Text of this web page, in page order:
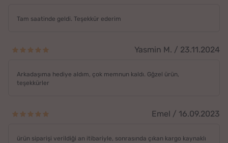
Tam saatinde geldi. Teşekkür ederim
Yasmin M. / 23.11.2024
Arkadaşıma hediye aldım, çok memnun kaldı. Gğzel ürün,
teşekkürler
Emel / 16.09.2023
ürün siparişi verildiği an itibariyle, sonrasında çıkan kargo kaynaklı